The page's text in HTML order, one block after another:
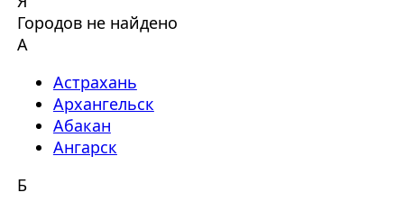
Городов не найдено
А
Астрахань
Архангельск
Абакан
Ангарск
Б